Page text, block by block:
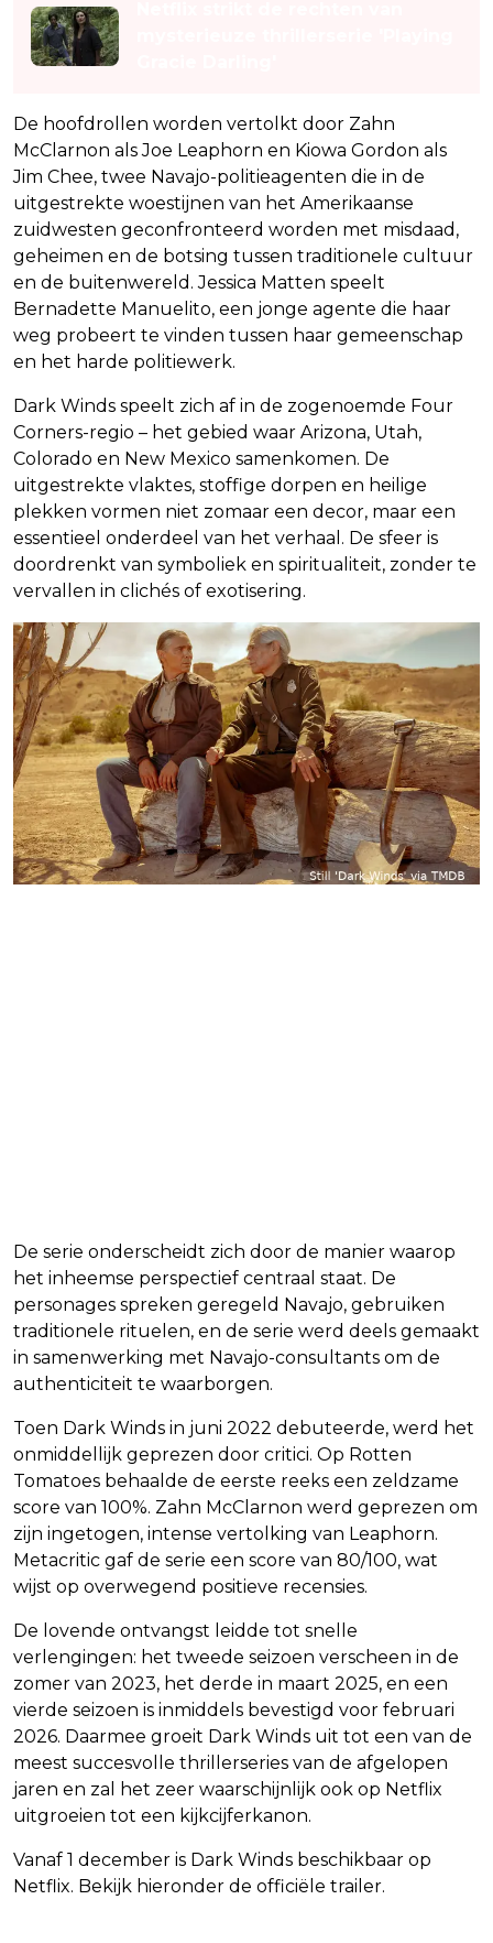
De hoofdrollen worden vertolkt door Zahn
McClarnon als Joe Leaphorn en Kiowa Gordon als
Jim Chee, twee Navajo-politieagenten die in de
uitgestrekte woestijnen van het Amerikaanse
zuidwesten geconfronteerd worden met misdaad,
geheimen en de botsing tussen traditionele cultuur
en de buitenwereld. Jessica Matten speelt
Bernadette Manuelito, een jonge agente die haar
weg probeert te vinden tussen haar gemeenschap
en het harde politiewerk.
Dark Winds speelt zich af in de zogenoemde Four
Corners-regio – het gebied waar Arizona, Utah,
Colorado en New Mexico samenkomen. De
uitgestrekte vlaktes, stoffige dorpen en heilige
plekken vormen niet zomaar een decor, maar een
essentieel onderdeel van het verhaal. De sfeer is
doordrenkt van symboliek en spiritualiteit, zonder te
vervallen in clichés of exotisering.
De serie onderscheidt zich door de manier waarop
het inheemse perspectief centraal staat. De
personages spreken geregeld Navajo, gebruiken
traditionele rituelen, en de serie werd deels gemaakt
in samenwerking met Navajo-consultants om de
authenticiteit te waarborgen.
Toen Dark Winds in juni 2022 debuteerde, werd het
onmiddellijk geprezen door critici. Op Rotten
Tomatoes behaalde de eerste reeks een zeldzame
score van 100%. Zahn McClarnon werd geprezen om
zijn ingetogen, intense vertolking van Leaphorn.
Metacritic gaf de serie een score van 80/100, wat
wijst op overwegend positieve recensies.
De lovende ontvangst leidde tot snelle
verlengingen: het tweede seizoen verscheen in de
zomer van 2023, het derde in maart 2025, en een
vierde seizoen is inmiddels bevestigd voor februari
2026. Daarmee groeit Dark Winds uit tot een van de
meest succesvolle thrillerseries van de afgelopen
jaren en zal het zeer waarschijnlijk ook op Netflix
uitgroeien tot een kijkcijferkanon.
Vanaf 1 december is Dark Winds beschikbaar op
Netflix. Bekijk hieronder de officiële trailer.